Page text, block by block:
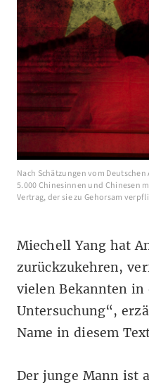
Nach Schätzungen vom
5.000 Chinesinnen und Chinesen
Vertrag, der sie zu Gehorsam
Miechell Yang hat
zurückzukehren,
vielen Bekannten in
Untersuchung“,
Name in diesem
Der junge Mann ist